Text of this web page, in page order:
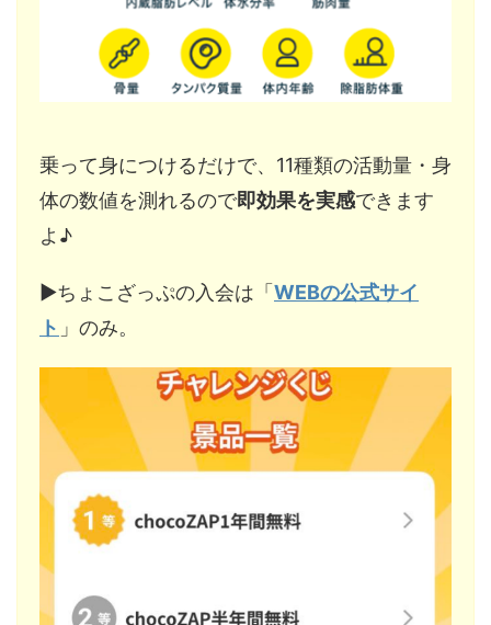
乗って身につけるだけで、11種類の活動量・身
体の数値を測れるので即効果を実感できます
よ♪
▶︎ちょこざっぷの入会は「WEBの公式サイ
ト 」のみ。